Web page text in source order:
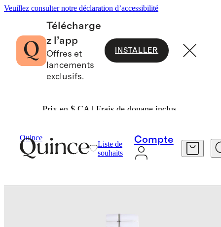
Veuillez consulter notre déclaration d’accessibilité
Télécharge
z l’app
Offres et
lancements
exclusifs.
INSTALLER
Prix en $ CA | Frais de douane inclus.
Quince
Liste de
souhaits
Compte